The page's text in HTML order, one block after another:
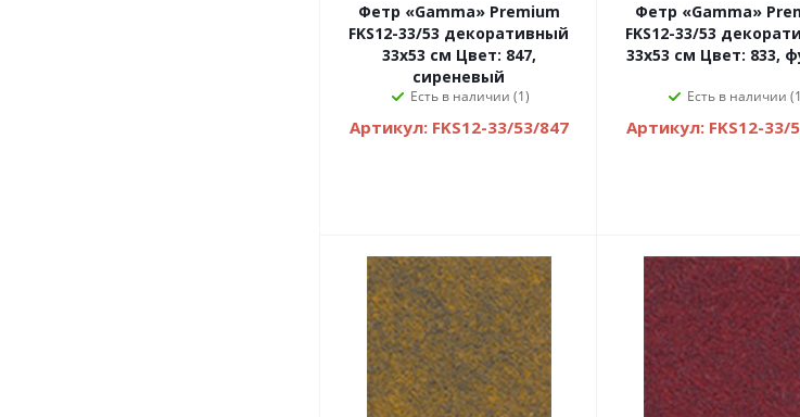
Фетр «Gamma» Premium
FKS12-33/53 декоративный
33х53 см Цвет: 847,
сиреневый
Есть в наличии (1)
Артикул: FKS12-33/53/847
Фетр «Gamma»
FKS12-33/53
33х53 см Цвет: 833,
Есть в наличии
Артикул: FKS12-33/